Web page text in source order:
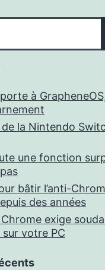
à
la Nintendo
une fonction
bâtir l’anti-
des années
exige
sur votre PC